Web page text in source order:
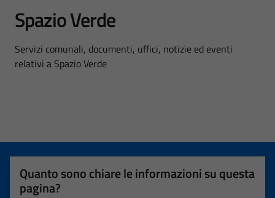
Spazio Verde
Dettagli dell'argomento
Servizi comunali, documenti, uffici, notizie ed eventi
relativi a Spazio Verde
Quanto sono chiare le informazioni su questa
pagina?